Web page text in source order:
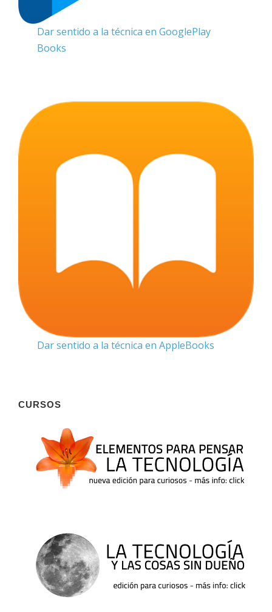
Dar sentido a la técnica en GooglePlay
Books
Dar sentido a la técnica en AppleBooks
CURSOS